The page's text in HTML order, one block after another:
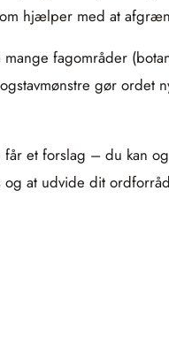
hjælper med at
fagområder
gør ordet
et forslag – du kan
at udvide dit